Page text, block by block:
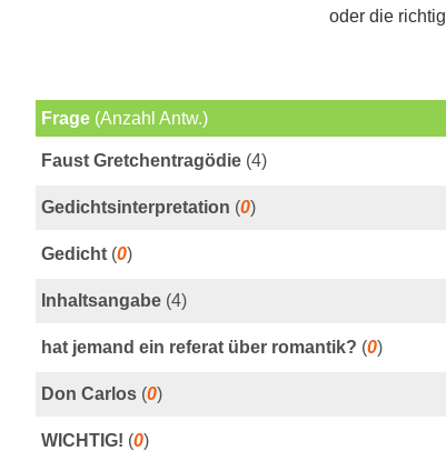
oder die
Frage (Anzahl Antw.)
Faust Gretchentragödie (4)
Gedichtsinterpretation (0)
Gedicht (0)
Inhaltsangabe (4)
hat jemand ein referat über romantik? (0)
Don Carlos (0)
WICHTIG! (0)